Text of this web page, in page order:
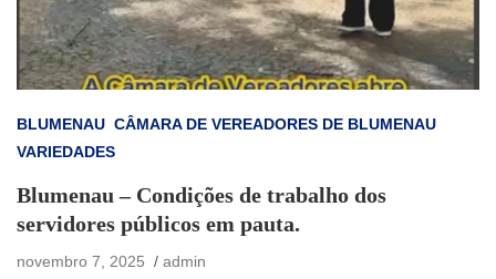
BLUMENAU CÂMARA DE VEREADORES DE BLUMENAU
VARIEDADES
Blumenau – Condições de trabalho dos
servidores públicos em pauta.
novembro 7, 2025 admin